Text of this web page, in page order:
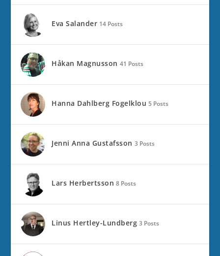
Eva Salander 14 Posts
Håkan Magnusson 41 Posts
Hanna Dahlberg Fogelklou 5 Posts
Jenni Anna Gustafsson 3 Posts
Lars Herbertsson 8 Posts
Linus Hertley-Lundberg 3 Posts